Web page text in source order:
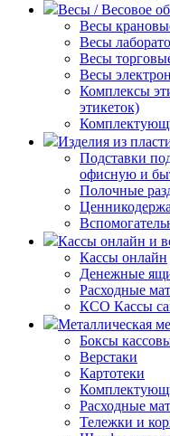
Весы / Весовое
Весы
Весы
Весы
Весы
Комплексы
этикеток)
Изделия из
Подставки
офисную и
Полочные
Кассы онлайн и
Кассы онлайн
Денежные
Расходные
КСО Кассы
Металлическая
Боксы
Верстаки
Картотеки
Расходные
Тележки и